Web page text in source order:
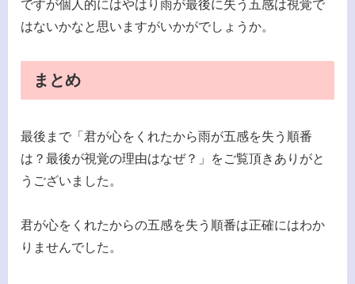
ですが個人的にはやはり雨が最後に失う五感は視覚で
はないかなと思いますがいかがでしょうか。
まとめ
最後まで「君が心をくれたから雨が五感を失う順番
は？最後が視覚の理由はなぜ？」をご覧頂きありがと
うございました。
君が心をくれたからの五感を失う順番は正確にはわか
りませんでした。